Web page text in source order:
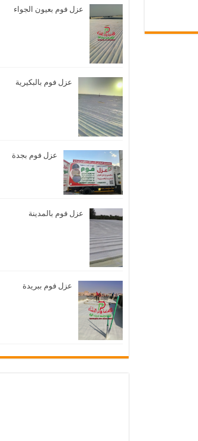
عزل فوم بعيون الجواء
عزل فوم بالبكيرية
عزل فوم بجدة
عزل فوم بالمدينة
عزل فوم ببريدة